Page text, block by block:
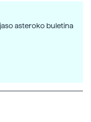
asteroko buletina